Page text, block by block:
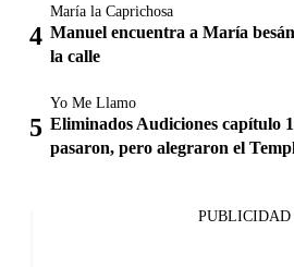
María la Caprichosa
Manuel encuentra a María
la calle
Yo Me Llamo
Eliminados Audiciones capítulo
pasaron, pero alegraron el
PUBLICIDAD